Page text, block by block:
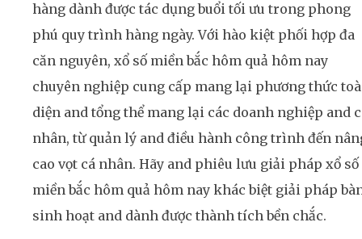
hàng dành được tác dụng buổi tối ưu trong phong
phú quy trình hàng ngày. Với hào kiệt phối hợp đa
căn nguyên, xổ số miền bắc hôm quả hôm nay
chuyên nghiệp cung cấp mang lại phương thức
diện and tổng thể mang lại các doanh nghiệp and
nhân, từ quản lý and điều hành công trình đến
cao vọt cá nhân. Hãy and phiêu lưu giải pháp xổ số
miền bắc hôm quả hôm nay khác biệt giải pháp
sinh hoạt and dành được thành tích bền chắc.